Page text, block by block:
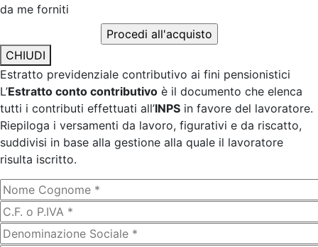
da me forniti
CHIUDI
Estratto previdenziale contributivo ai fini pensionistici
L’Estratto conto contributivo è il documento che elenca
tutti i contributi effettuati all’INPS in favore del lavoratore.
Riepiloga i versamenti da lavoro, figurativi e da riscatto,
suddivisi in base alla gestione alla quale il lavoratore
risulta iscritto.